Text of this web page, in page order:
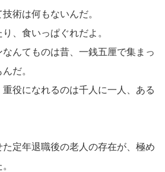
術は何もないんだ。
、食いっぱぐれだよ。
んてものは昔、一銭五厘で集まっ
だ。
重役になれるのは千人に一人、ある
定年退職後の老人の存在が、極め